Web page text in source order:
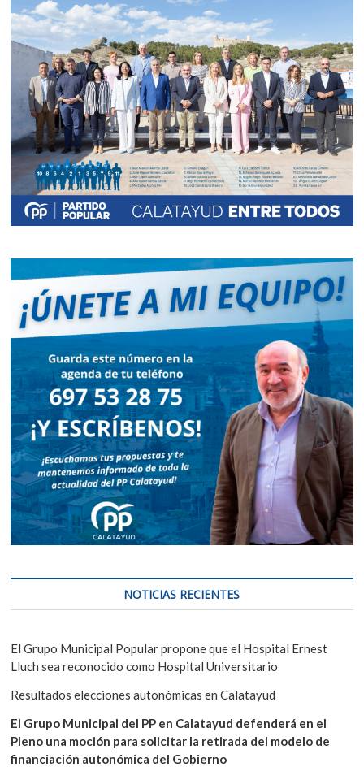
NOTICIAS RECIENTES
El Grupo Municipal Popular propone que el Hospital Ernest
Lluch sea reconocido como Hospital Universitario
Resultados elecciones autonómicas en Calatayud
El Grupo Municipal del PP en Calatayud defenderá en el
Pleno una moción para solicitar la retirada del modelo de
financiación autonómica del Gobierno